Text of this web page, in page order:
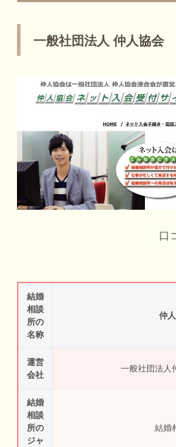
一般社団法人 仲人協会
口
結婚
相談
所の
名称
仲
運営
会社
一般社団法人
結婚
相談
所の
ジャ
結婚